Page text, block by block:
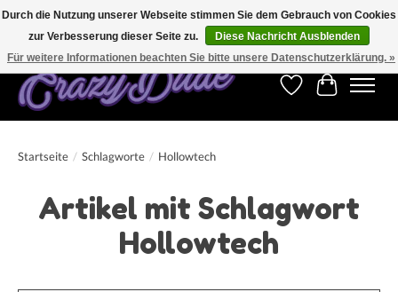
Kostenfreier Versand für Bestellungen ab 250 €. Weltweite Lieferung!
Wunschzettel
Ihr
Startseite / Schlagworte / Hollowtech
Artikel mit Schlagwort
Hollowtech
Durch die Nutzung unserer Webseite stimmen Sie dem Gebrauch von Cookies
zur Verbesserung dieser Seite zu.
Diese Nachricht Ausblenden
Für weitere Informationen beachten Sie bitte unsere Datenschutzerklärung. »